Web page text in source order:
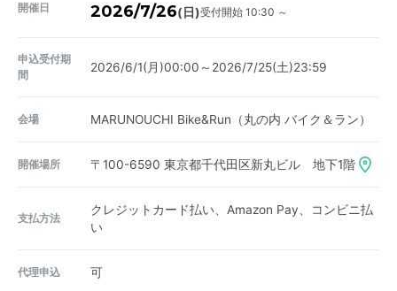
開催日 2026/7/26(日)受付開始 10:30 ～
申込受付期
間
2026/6/1(月)00:00～2026/7/25(土)23:59
会場 MARUNOUCHI Bike&Run（丸の内 バイク＆ラン）
開催場所 〒100-6590 東京都千代田区新丸ビル 地下1階
支払方法
クレジットカード払い、Amazon Pay、コンビニ払
い
代理申込 可